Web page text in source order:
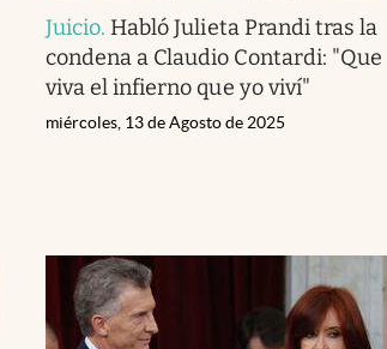
Juicio. Habló Julieta Prandi tras la
condena a Claudio Contardi: "Que
viva el infierno que yo viví"
miércoles, 13 de Agosto de 2025